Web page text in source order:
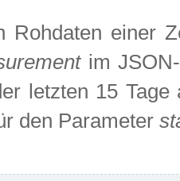
Rohdaten einer
im JSON-
letzten 15
den Parameter